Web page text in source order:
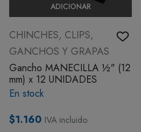
ADICIONAR
CHINCHES, CLIPS,
GANCHOS Y GRAPAS
Gancho MANECILLA ½" (12
mm) x 12 UNIDADES
En stock
$1.160 IVA incluido